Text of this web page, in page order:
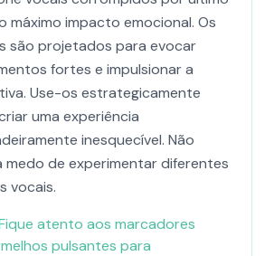
máximo impacto emocional. Os
são projetados para evocar
fortes e impulsionar a
Use-os estrategicamente
uma experiência
inesquecível. Não
medo de experimentar diferentes
vocais.
atento aos marcadores
pulsantes para